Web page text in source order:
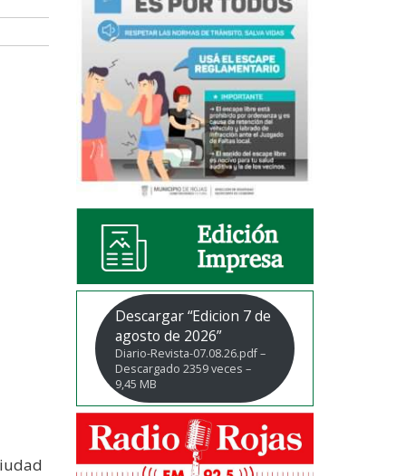
Descargar “Edicion 7 de
agosto de 2026”
Diario-Revista-07.08.26.pdf –
Descargado 2359 veces –
9,45 MB